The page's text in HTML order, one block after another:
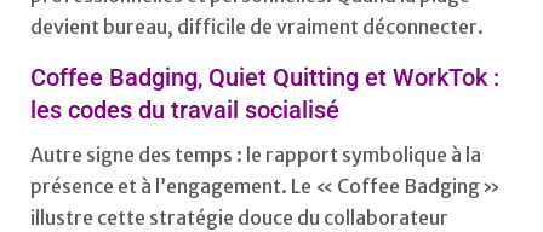
devient bureau, difficile de vraiment déconnecter.
Coffee Badging, Quiet Quitting et WorkTok :
les codes du travail socialisé
Autre signe des temps : le rapport symbolique à la
présence et à l’engagement. Le « Coffee Badging »
illustre cette stratégie douce du collaborateur